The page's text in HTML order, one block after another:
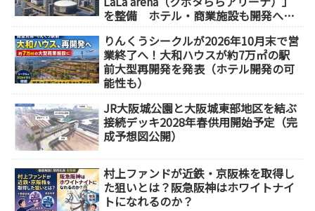
を整備 ホテル・商業施設も開発へ
りんくうシークルが2026年10月末で営
業終了へ！大和ハウスが約7万㎡の駅
前大型再開発を発表（ホテル開発の可
能性も）
JR大阪城公園と大阪城東部地区を結ぶ
接続デッキ2028年春供用開始予定（完
成予想図公開）
村上ファンドが近鉄・京阪株を取得し
た狙いとは？阪急阪神はホワイトナイ
トになれるのか？